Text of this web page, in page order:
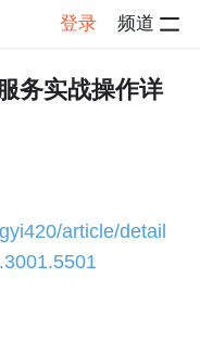
登录 频道
子详情
务实战操作详
article/detail